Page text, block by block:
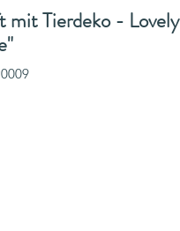
mit Tierdeko - Lovely